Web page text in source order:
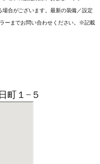
合がございます。最新の装備／設定
ーまでお問い合わせください。※記載
町１−５